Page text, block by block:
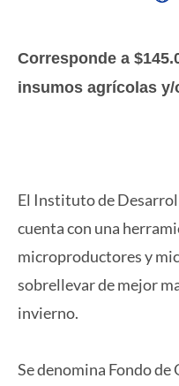
Corresponde a
insumos agrícolas y/
El Instituto de
cuenta con una
microproductores y
sobrellevar de mejor
invierno.
Se denomina Fondo de